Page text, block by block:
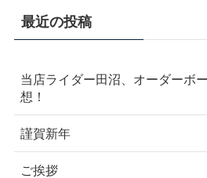
最近の投稿
当店ライダー田沼、オーダーボ
想！
謹賀新年
ご挨拶